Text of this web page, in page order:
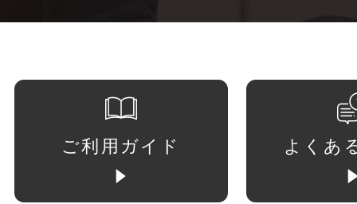
ご利用ガイド よくあ